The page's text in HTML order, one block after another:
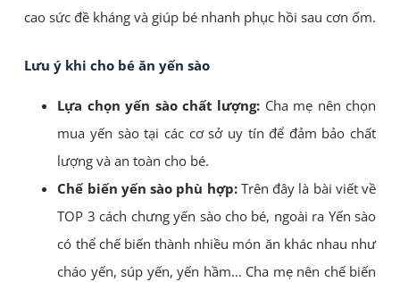
cao sức đề kháng và giúp bé nhanh phục hồi sau cơn ốm.
Lưu ý khi cho bé ăn yến sào
Lựa chọn yến sào chất lượng: Cha mẹ nên chọn
mua yến sào tại các cơ sở uy tín để đảm bảo chất
lượng và an toàn cho bé.
Chế biến yến sào phù hợp:Trên đây là bài viết về
TOP 3 cách chưng yến sào cho bé, ngoài ra Yến sào
có thể chế biến thành nhiều món ăn khác nhau như
cháo yến, súp yến, yến hầm… Cha mẹ nên chế biến